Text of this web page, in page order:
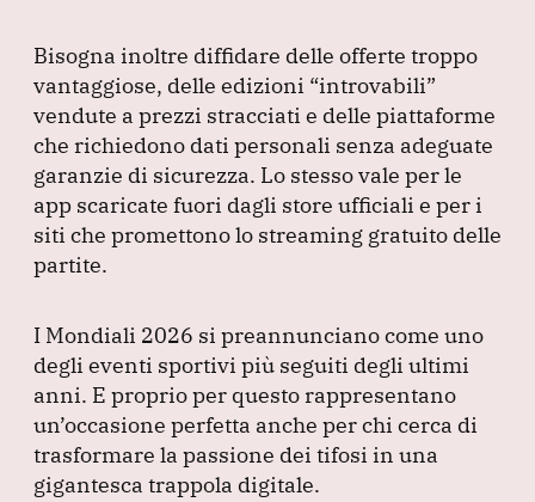
Bisogna inoltre diffidare delle offerte troppo
vantaggiose, delle edizioni “introvabili”
vendute a prezzi stracciati e delle piattaforme
che richiedono dati personali senza adeguate
garanzie di sicurezza. Lo stesso vale per le
app scaricate fuori dagli store ufficiali e per i
siti che promettono lo streaming gratuito delle
partite.
I Mondiali 2026 si preannunciano come uno
degli eventi sportivi più seguiti degli ultimi
anni. E proprio per questo rappresentano
un’occasione perfetta anche per chi cerca di
trasformare la passione dei tifosi in una
gigantesca trappola digitale.